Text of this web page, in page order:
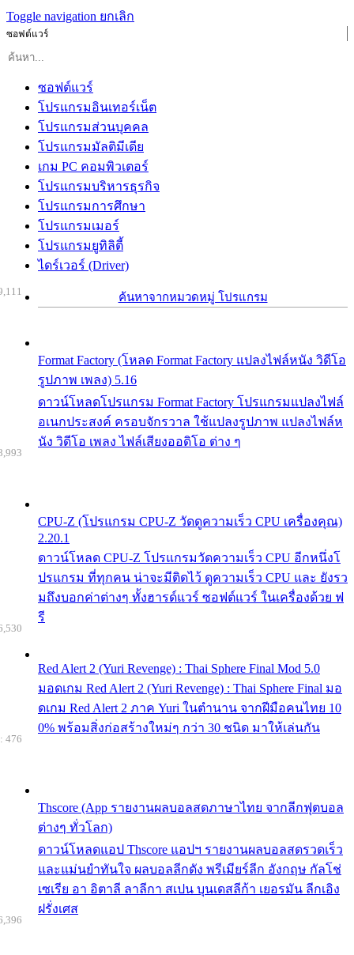
Toggle navigation ยกเลิก
ซอฟต์แวร์
ซอฟต์แวร์
โปรแกรมอินเทอร์เน็ต
โปรแกรมส่วนบุคคล
โปรแกรมมัลติมีเดีย
เกม PC คอมพิวเตอร์
โปรแกรมบริหารธุรกิจ
โปรแกรมการศึกษา
โปรแกรมเมอร์
โปรแกรมยูทิลิตี้
ไดร์เวอร์ (Driver)
ค้นหาจากหมวดหมู่ โปรแกรม
Format Factory (โหลด Format Factory แปลงไฟล์หนัง วิดีโอ
รูปภาพ เพลง) 5.16
ดาวน์โหลดโปรแกรม Format Factory โปรแกรมแปลงไฟล์
อเนกประสงค์ ครอบจักรวาล ใช้แปลงรูปภาพ แปลงไฟล์ห
นัง วิดีโอ เพลง ไฟล์เสียงออดิโอ ต่าง ๆ
CPU-Z (โปรแกรม CPU-Z วัดดูความเร็ว CPU เครื่องคุณ)
2.20.1
ดาวน์โหลด CPU-Z โปรแกรมวัดความเร็ว CPU อีกหนึ่งโ
ปรแกรม ที่ทุกคน น่าจะมีติดไว้ ดูความเร็ว CPU และ ยังรว
มถึงบอกค่าต่างๆ ทั้งฮารด์แวร์ ซอฟต์แวร์ ในเครื่องด้วย ฟ
รี
Red Alert 2 (Yuri Revenge) : Thai Sphere Final Mod 5.0
มอดเกม Red Alert 2 (Yuri Revenge) : Thai Sphere Final มอ
ดเกม Red Alert 2 ภาค Yuri ในตำนาน จากฝีมือคนไทย 10
0% พร้อมสิ่งก่อสร้างใหม่ๆ กว่า 30 ชนิด มาให้เล่นกัน
Thscore (App รายงานผลบอลสดภาษาไทย จากลีกฟุตบอล
ต่างๆ ทั่วโลก)
ดาวน์โหลดแอป Thscore แอปฯ รายงานผลบอลสดรวดเร็ว
และแม่นยำทันใจ ผลบอลลีกดัง พรีเมียร์ลีก อังกฤษ กัลโช่
เซเรีย อา อิตาลี ลาลีกา สเปน บุนเดสลีก้า เยอรมัน ลีกเอิง
ฝรั่งเศส
476